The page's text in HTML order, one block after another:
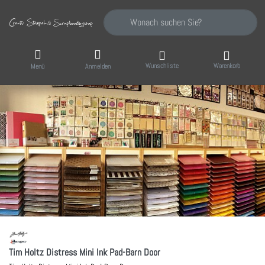
Geben Sie einen Suchbegriff ein. Während
Menü Anmelden Wunschliste Warenkorb
Tim Holtz Distress Mini Ink Pad-Barn Door